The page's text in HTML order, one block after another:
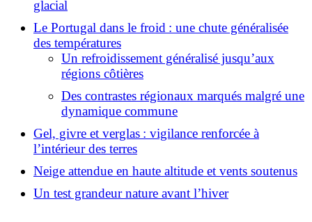
glacial
Le Portugal dans le froid : une chute généralisée
des températures
Un refroidissement généralisé jusqu’aux
régions côtières
Des contrastes régionaux marqués malgré une
dynamique commune
Gel, givre et verglas : vigilance renforcée à
l’intérieur des terres
Neige attendue en haute altitude et vents soutenus
Un test grandeur nature avant l’hiver